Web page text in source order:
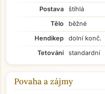
Postava
štíhlá
Tělo
běžné
Hendikep
dolní konč.
Tetování
standardní
Povaha a zájmy